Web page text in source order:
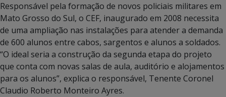
Responsável pela formação de novos policiais militares em
Mato Grosso do Sul, o CEF, inaugurado em 2008 necessita
de uma ampliação nas instalações para atender a demanda
de 600 alunos entre cabos, sargentos e alunos a soldados.
“O ideal seria a construção da segunda etapa do projeto
que conta com novas salas de aula, auditório e alojamentos
para os alunos”, explica o responsável, Tenente Coronel
Claudio Roberto Monteiro Ayres.